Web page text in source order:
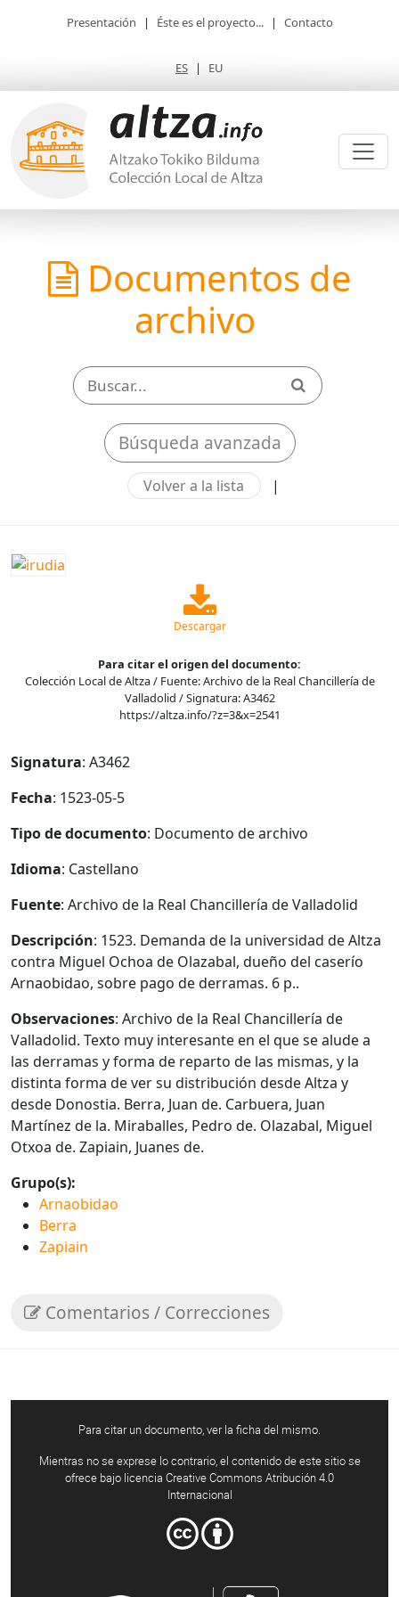
Presentación | Éste es el proyecto... | Contacto
ES | EU
Documentos de
archivo
Búsqueda avanzada
Volver a la lista |
Descargar
Para citar el origen del documento:
Colección Local de Altza / Fuente: Archivo de la Real Chancillería de
Valladolid / Signatura: A3462
https://altza.info/?z=3&x=2541
Signatura: A3462
Fecha: 1523-05-5
Tipo de documento: Documento de archivo
Idioma: Castellano
Fuente: Archivo de la Real Chancillería de Valladolid
Descripción: 1523. Demanda de la universidad de Altza
contra Miguel Ochoa de Olazabal, dueño del caserío
Arnaobidao, sobre pago de derramas. 6 p..
Observaciones: Archivo de la Real Chancillería de
Valladolid. Texto muy interesante en el que se alude a
las derramas y forma de reparto de las mismas, y la
distinta forma de ver su distribución desde Altza y
desde Donostia. Berra, Juan de. Carbuera, Juan
Martínez de la. Miraballes, Pedro de. Olazabal, Miguel
Otxoa de. Zapiain, Juanes de.
Grupo(s):
Arnaobidao
Berra
Zapiain
Comentarios / Correcciones
Para citar un documento, ver la ficha del mismo.
Mientras no se exprese lo contrario, el contenido de este sitio se
ofrece bajo licencia Creative Commons Atribución 4.0
Internacional